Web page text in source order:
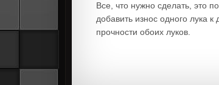
Все, что нужно сделать, это
добавить износ одного лука
прочности обоих луков.